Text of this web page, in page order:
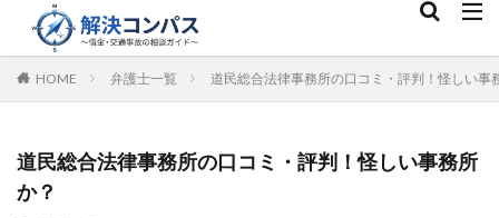
HOME 弁護士一覧 道民総合法律事務所の口コミ・評判！怪しい事
道民総合法律事務所の口コミ・評判！怪しい事務所
か？